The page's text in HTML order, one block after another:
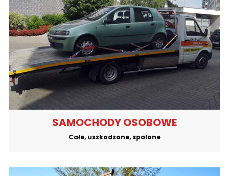
SAMOCHODY OSOBOWE
Całe, uszkodzone, spalone